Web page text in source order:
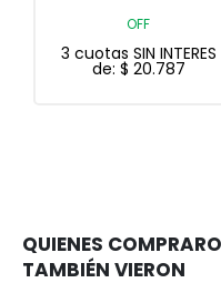
OFF
3 cuotas SIN INTERES
de:$ 41.534